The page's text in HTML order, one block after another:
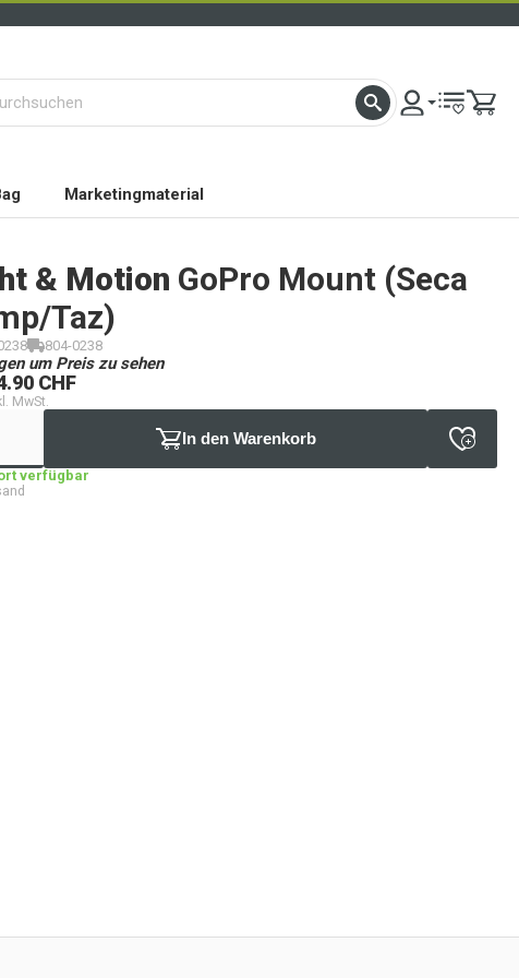
Marketingmaterial
& Motion GoPro Mount (Seca
Taz)
804-0238
um Preis zu sehen
CHF
MwSt.
In den Warenkorb
verfügbar